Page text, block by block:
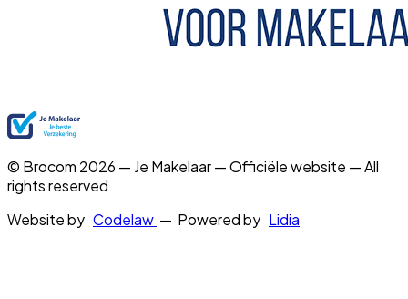
© Brocom 2026 — Je Makelaar — Officiële website — All
rights reserved
Website by Codelaw — Powered by Lidia